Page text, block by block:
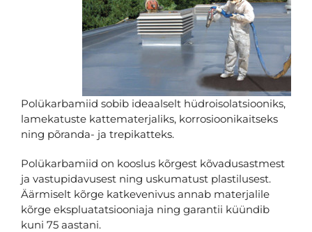
Polükarbamiid sobib ideaalselt hüdroisolatsiooniks,
lamekatuste kattematerjaliks, korrosioonikaitseks
ning põranda- ja trepikatteks.
Polükarbamiid on kooslus kõrgest kõvadusastmest
ja vastupidavusest ning uskumatust plastilusest.
Äärmiselt kõrge katkevenivus annab materjalile
kõrge ekspluatatsiooniaja ning garantii küündib
kuni 75 aastani.